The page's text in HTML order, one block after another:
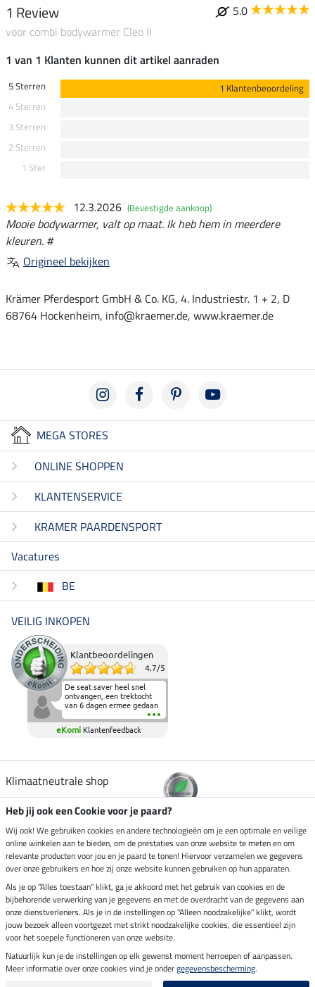
1 Review
5.0
voor combi bodywarmer Cleo II
1 van 1 Klanten kunnen dit artikel aanraden
5 Sterren
1 Klantenbeoordeling
4 Sterren
3 Sterren
2 Sterren
1 Ster
12.3.2026 (Bevestigde aankoop)
Mooie bodywarmer, valt op maat. Ik heb hem in meerdere
kleuren. #
Origineel bekijken
Krämer Pferdesport GmbH & Co. KG, 4. Industriestr. 1 + 2, D
68764 Hockenheim, info@kraemer.de, www.kraemer.de
MEGA STORES
ONLINE SHOPPEN
KLANTENSERVICE
KRAMER PAARDENSPORT
Vacatures
BE
VEILIG INKOPEN
Klantbeoordelingen
4.7/5
De seat saver heel snel
ontvangen, een trektocht
van 6 dagen ermee gedaan
en deze heeft de beproeving
fantastisch doorstaan.
Heerlijk zacht om op te
elkaar in het zadel.
eKomi Klantenfeedback
Klimaatneutrale shop
Verzending per
Veilig betalen met
Impressum
Laatste update op 06.08.2026 om 14:39 uur
Heb jij ook een Cookie voor je paard?
Wij ook! We gebruiken cookies en andere technologieën om je een optimale en veilige
online winkelen aan te bieden, om de prestaties van onze website te meten en om
relevante producten voor jou en je paard te tonen! Hiervoor verzamelen we gegevens
over onze gebruikers en hoe zij onze website kunnen gebruiken op hun apparaten.
Als je op "Alles toestaan" klikt, ga je akkoord met het gebruik van cookies en de
bijbehorende verwerking van je gegevens en met de overdracht van de gegevens aan
onze dienstverleners. Als je in de instellingen op "Alleen noodzakelijke" klikt, wordt
jouw bezoek alleen voortgezet met strikt noodzakelijke cookies, die essentieel zijn
voor het soepele functioneren van onze website.
Natuurlijk kun je de instellingen op elk gewenst moment herroepen of aanpassen.
Meer informatie over onze cookies vind je ondergegevensbescherming.